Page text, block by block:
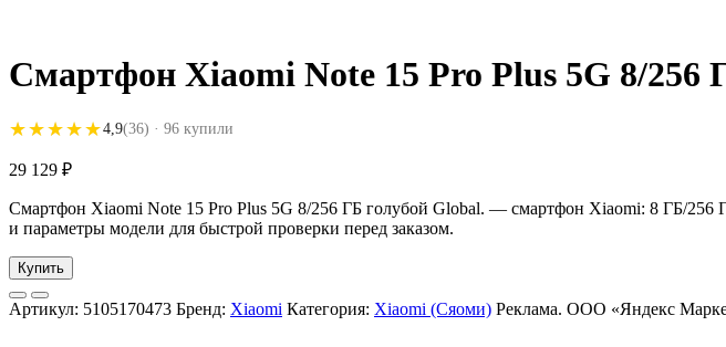
Смартфон Xiaomi Note 15 Pro Plus 5G 8/256
★★★★★
★★★★★4,9(36) · 96 купили
29 129 ₽
Смартфон Xiaomi Note 15 Pro Plus 5G 8/256 ГБ голубой Global. — смартфон Xiaomi: 8 ГБ/256
и параметры модели для быстрой проверки перед заказом.
Купить
Артикул: 5105170473 Бренд: Xiaomi Категория: Xiaomi (Сяоми) Реклама. ООО «Яндекс